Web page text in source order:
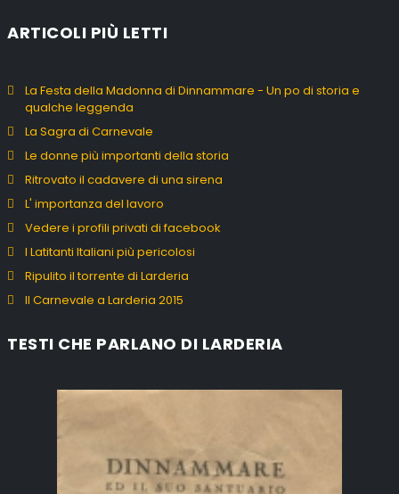
ARTICOLI PIÙ LETTI
La Festa della Madonna di Dinnammare - Un po di storia e
qualche leggenda
La Sagra di Carnevale
Le donne più importanti della storia
Ritrovato il cadavere di una sirena
L' importanza del lavoro
Vedere i profili privati di facebook
I Latitanti Italiani più pericolosi
Ripulito il torrente di Larderia
Il Carnevale a Larderia 2015
TESTI CHE PARLANO DI LARDERIA